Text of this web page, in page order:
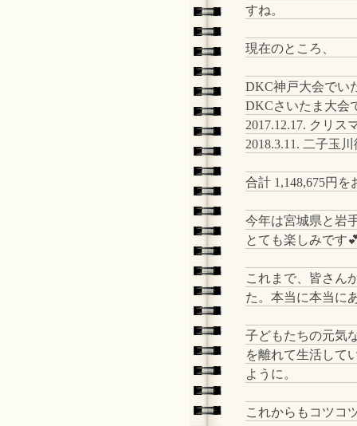
すね。
現在のところ、
DKC神戸大会でい
DKCさいたま大会
2017.12.17. クリス
2018.3.11. 二子玉
合計 1,148,675円
今年は宮城県と岩
とても楽しみです
これまで、皆さん
た。本当に本当に
子どもたちの元気
を離れて生活して
ように。
これからもコツコ